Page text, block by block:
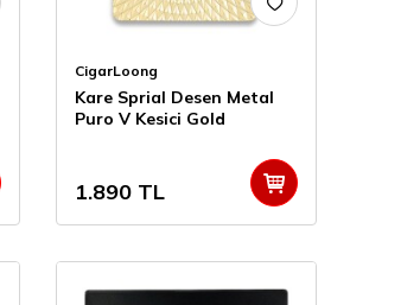
CigarLoong
Kare Sprial Desen Metal
Puro V Kesici Gold
1.890 TL